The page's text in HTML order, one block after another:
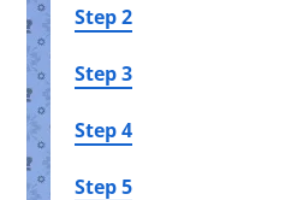
Step 2
Step 3
Step 4
Step 5